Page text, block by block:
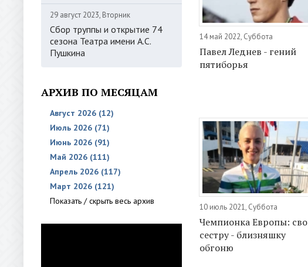
29 август 2023, Вторник
Сбор труппы и открытие 74
сезона Театра имени А.С.
Пушкина
АРХИВ ПО МЕСЯЦАМ
Август 2026 (12)
Июль 2026 (71)
Июнь 2026 (91)
Май 2026 (111)
Апрель 2026 (117)
Март 2026 (121)
Показать / скрыть весь архив
14 май 2022, Суббота
Павел Леднев - гений
пятиборья
10 июль 2021, Суббота
Чемпионка Европы:
сестру - близняшку
обгоню